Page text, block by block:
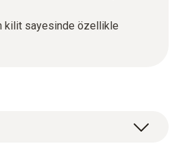
kilit sayesinde özellikle